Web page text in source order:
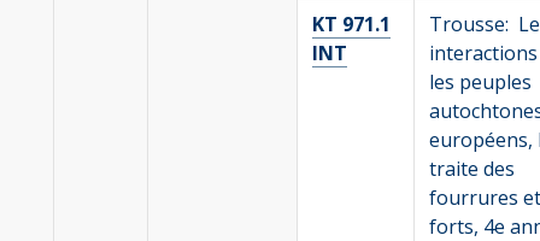
KT 971.1
INT
Trousse:
les peuples
européens,
traite des
fourrures
forts, 4e